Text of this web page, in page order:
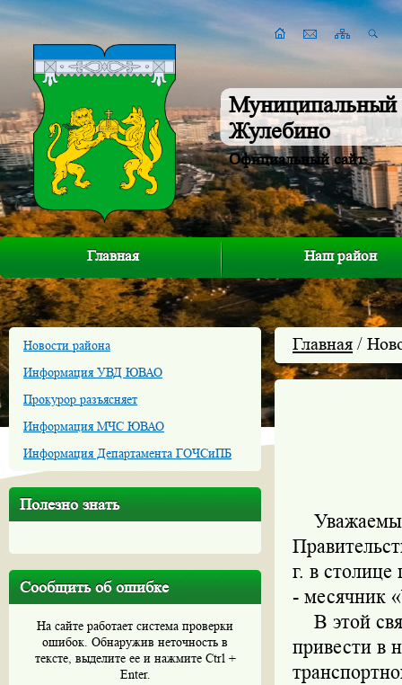
Муниципальный
Жулебино
Официальный сайт
Главная Наш район
Новости района
Информация УВД ЮВАО
Прокурор разъясняет
Информация МЧС ЮВАО
Информация Департамента ГОЧСиПБ
Полезно знать
Сообщить об ошибке
На сайте работает система проверки
ошибок. Обнаружив неточность в
тексте, выделите ее и нажмите Ctrl +
Enter.
Главная /
г. в столице
- месячник
В этой
привести в